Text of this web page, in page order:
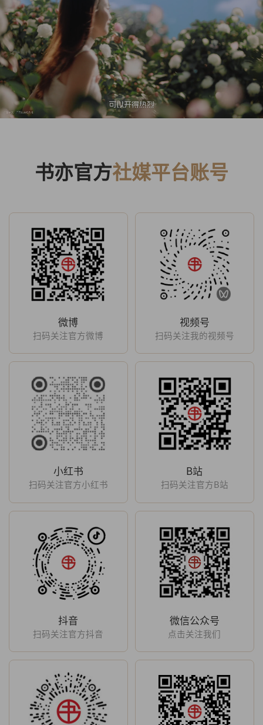
书亦官方社媒平台账号
微博
扫码关注官方微博
视频号
扫码关注我的视频号
小红书
扫码关注官方小红书
B站
扫码关注官方B站
抖音
扫码关注官方抖音
微信公众号
点击关注我们